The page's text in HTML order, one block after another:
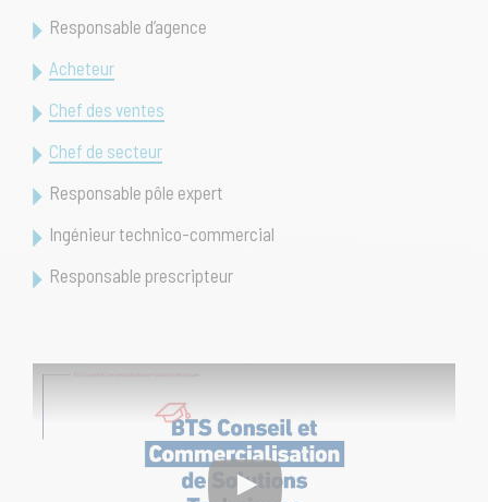
Responsable d’agence
Acheteur
Chef des ventes
Chef de secteur
Responsable pôle expert
Ingénieur technico-commercial
Responsable prescripteur